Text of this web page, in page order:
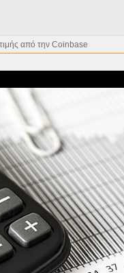
από την Coinbase